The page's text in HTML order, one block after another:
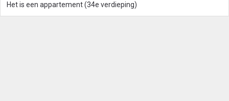
Het is een appartement (34e verdieping)